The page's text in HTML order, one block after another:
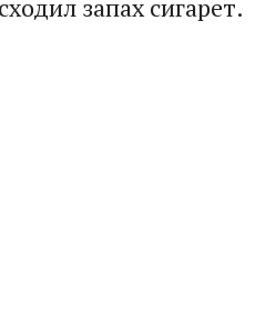
запах сигарет.